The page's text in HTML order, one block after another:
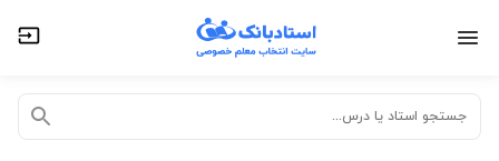
جستجو استاد یا درس...
تدریس خصوصی آنلاین